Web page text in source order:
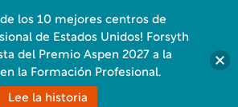
de los 10 mejores centros de
de Estados Unidos! Forsyth
del Premio Aspen 2027 a la
la Formación Profesional.
Lee la historia